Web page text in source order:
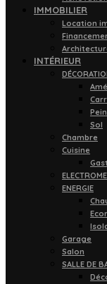
IMMOBILIER
Location
INTÉRIEUR
Sol
Chambre
Cuisine
ENERGIE
Garage
Salon
SALLE DE